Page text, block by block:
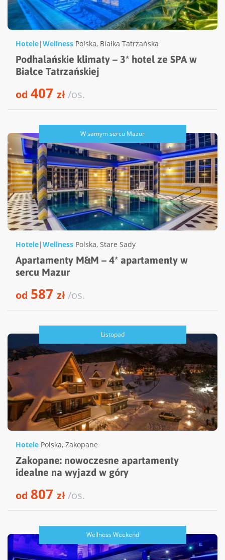
Hotele|Wellness Polska, Białka Tatrzańska
Podhalańskie klimaty – 3* hotel ze SPA w
Białce Tatrzańskiej
od 407 zł/os.
W samym sercu Mazur
Hotele|Wellness Polska, Stare Sady
Apartamenty M&M – 4* apartamenty w
sercu Mazur
od 587 zł/os.
Listopad
Hotele Polska, Zakopane
Zakopane: nowoczesne apartamenty
idealne na wyjazd w góry
od 807 zł/os.
Wellness Weekend